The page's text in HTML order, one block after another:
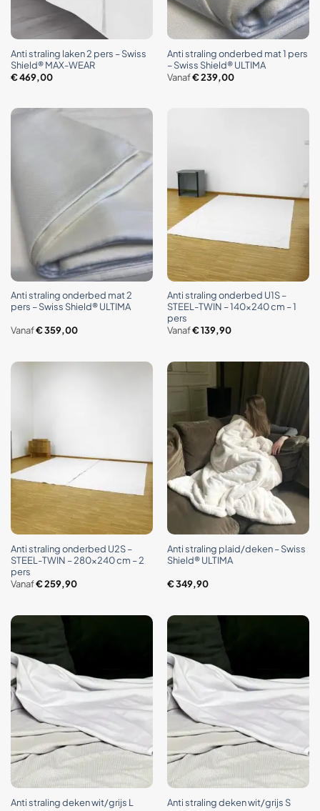
Anti straling laken 2 pers – Swiss
Shield® MAX-WEAR
€469,00
Anti straling onderbed mat 1 pers
– Swiss Shield® ULTIMA
Vanaf€239,00
Anti straling onderbed mat 2
pers – Swiss Shield® ULTIMA
Vanaf€359,00
Anti straling onderbed U1S –
STEEL-TWIN – 140×240 cm – 1
pers
Vanaf€139,90
Anti straling onderbed U2S –
STEEL-TWIN – 280×240 cm – 2
pers
Vanaf€259,90
Anti straling plaid/deken – Swiss
Shield® ULTIMA
€349,90
Anti straling deken wit/grijs L
Anti straling deken wit/grijs S